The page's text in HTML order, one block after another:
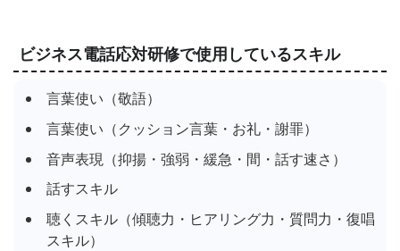
ビジネス電話応対研修で使用しているスキル
言葉使い（敬語）
言葉使い（クッション言葉・お礼・謝罪）
音声表現（抑揚・強弱・緩急・間・話す速さ）
話すスキル
聴くスキル（傾聴力・ヒアリング力・質問力・復唱
スキル）